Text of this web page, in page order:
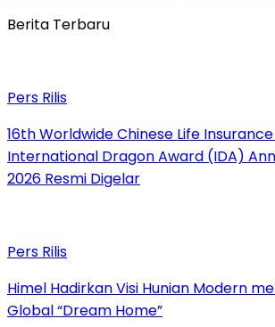
Berita Terbaru
Pers Rilis
16th Worldwide Chinese Life
International Dragon Award (IDA)
2026 Resmi Digelar
Pers Rilis
Himel Hadirkan Visi Hunian Modern
Global “Dream Home”